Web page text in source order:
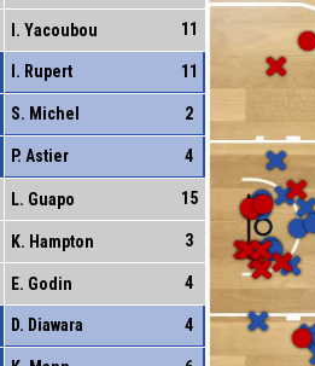
I. Yacoubou 11
I. Rupert 11
S. Michel 2
P. Astier 4
L. Guapo 15
K. Hampton 3
E. Godin 4
D. Diawara 4